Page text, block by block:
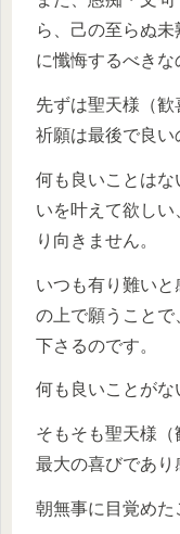
ら、己の至らぬ未
に懺悔するべきな
先ずは聖天様（歓
祈願は最後で良い
何も良いことは
いを叶えて欲し
り向きません。
いつも有り難い
の上で願うことで
下さるのです。
何も良いことがな
そもそも聖天様
最大の喜びであり
朝無事に目覚めた